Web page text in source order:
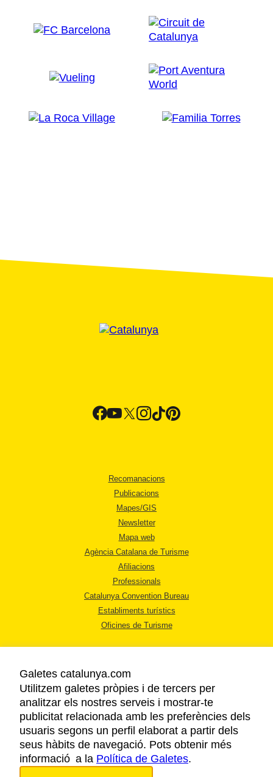
Recomanacions
Publicacions
Mapes/GIS
Newsletter
Mapa web
Agència Catalana de Turisme
Afiliacions
Professionals
Catalunya Convention Bureau
Establiments turístics
Oficines de Turisme
AVÍS LEGAL
POLÍTICA DE PRIVACITAT
COOKIES
ACCESSIBILITAT
Galetes catalunya.com
Utilitzem galetes pròpies i de tercers per
analitzar els nostres serveis i mostrar-te
publicitat relacionada amb les preferències dels
usuaris segons un perfil elaborat a partir dels
seus hàbits de navegació. Pots obtenir més
informació a la Política de Galetes.